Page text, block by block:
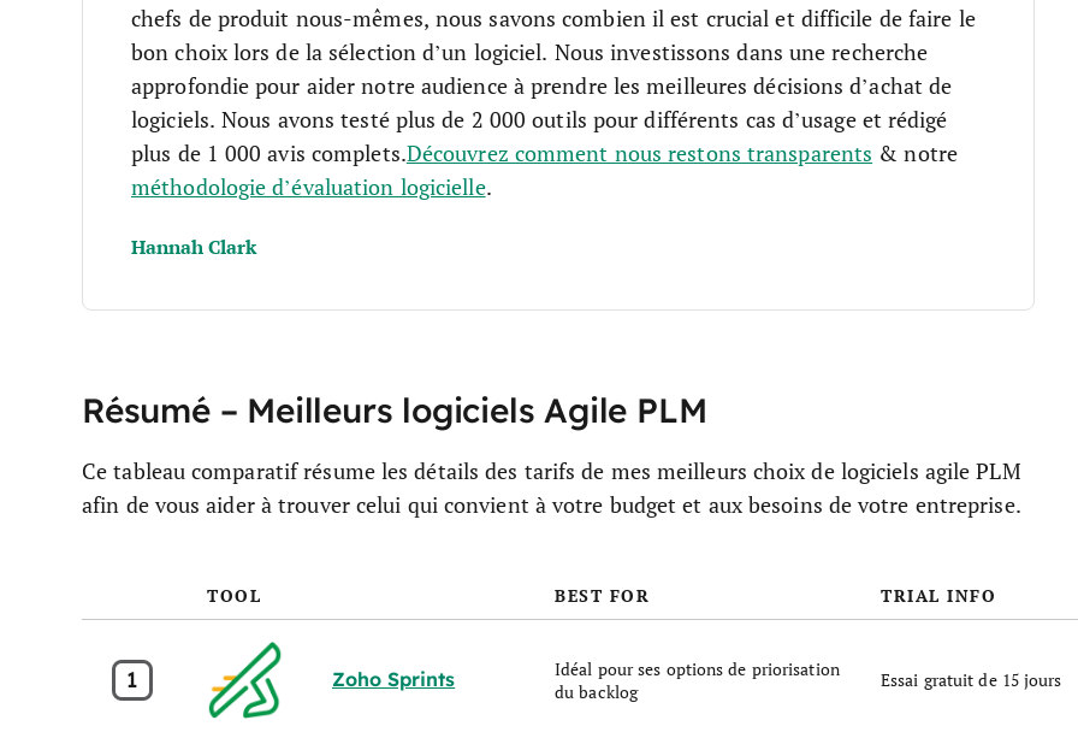
chefs de produit nous-mêmes, nous savons combien il est crucial et difficile de faire le
bon choix lors de la sélection d’un logiciel. Nous investissons dans une recherche
approfondie pour aider notre audience à prendre les meilleures décisions d’achat de
logiciels. Nous avons testé plus de 2 000 outils pour différents cas d’usage et rédigé
plus de 1 000 avis complets.Découvrez comment nous restons transparents & notre
méthodologie d’évaluation logicielle.
Hannah Clark
Résumé – Meilleurs logiciels Agile PLM
Ce tableau comparatif résume les détails des tarifs de mes meilleurs choix de logiciels agile PLM
afin de vous aider à trouver celui qui convient à votre budget et aux besoins de votre entreprise.
TOOL BEST FOR TRIAL INFO
1 Zoho Sprints
Idéal pour ses options de priorisation
du backlog
Essai gratuit de 15 jours